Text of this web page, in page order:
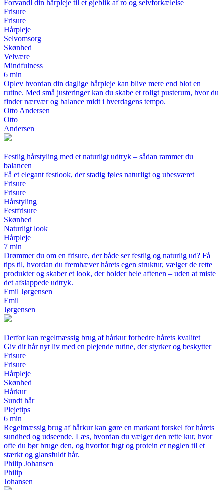
Forvandl din hårpleje til et øjeblik af ro og selvforkælelse
Frisure
Frisure
Hårpleje
Selvomsorg
Skønhed
Velvære
Mindfulness
6 min
Oplev hvordan din daglige hårpleje kan blive mere end blot en
rutine. Med små justeringer kan du skabe et roligt pusterum, hvor du
finder nærvær og balance midt i hverdagens tempo.
Otto Andersen
Otto
Andersen
Festlig hårstyling med et naturligt udtryk – sådan rammer du
balancen
Få et elegant festlook, der stadig føles naturligt og ubesværet
Frisure
Frisure
Hårstyling
Festfrisure
Skønhed
Naturligt look
Hårpleje
7 min
Drømmer du om en frisure, der både ser festlig og naturlig ud? Få
tips til, hvordan du fremhæver hårets egen struktur, vælger de rette
produkter og skaber et look, der holder hele aftenen – uden at miste
det afslappede udtryk.
Emil Jørgensen
Emil
Jørgensen
Derfor kan regelmæssig brug af hårkur forbedre hårets kvalitet
Giv dit hår nyt liv med en plejende rutine, der styrker og beskytter
Frisure
Frisure
Hårpleje
Skønhed
Hårkur
Sundt hår
Plejetips
6 min
Regelmæssig brug af hårkur kan gøre en markant forskel for hårets
sundhed og udseende. Læs, hvordan du vælger den rette kur, hvor
ofte du bør bruge den, og hvorfor fugt og protein er nøglen til et
stærkt og glansfuldt hår.
Philip Johansen
Philip
Johansen